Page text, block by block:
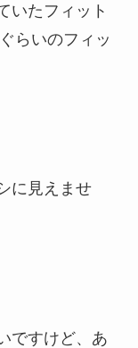
いたフィット
らいのフィッ
に見えませ
ですけど、あ